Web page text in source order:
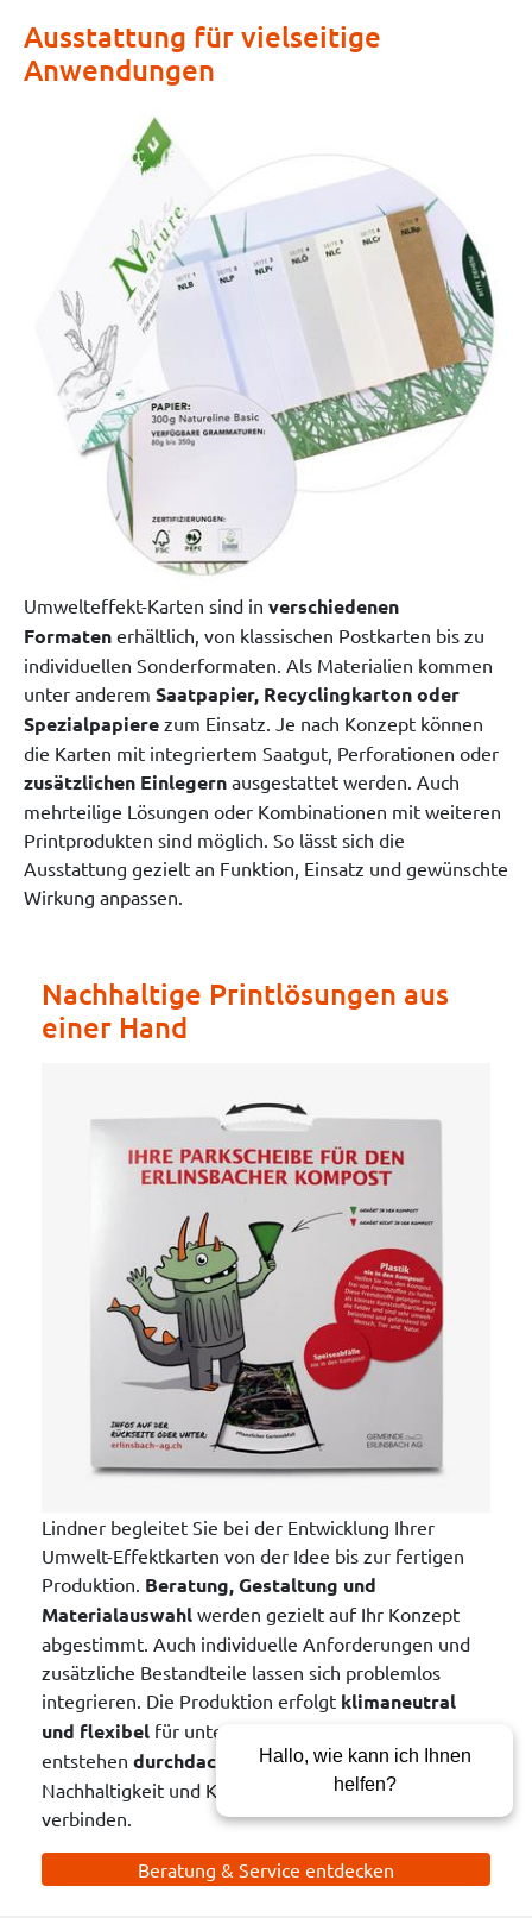
Ausstattung für vielseitige
Anwendungen
Umwelteffekt-Karten sind in verschiedenen
Formaten erhältlich, von klassischen Postkarten bis zu
individuellen Sonderformaten. Als Materialien kommen
unter anderem Saatpapier, Recyclingkarton oder
Spezialpapiere zum Einsatz. Je nach Konzept können
die Karten mit integriertem Saatgut, Perforationen oder
zusätzlichen Einlegern ausgestattet werden. Auch
mehrteilige Lösungen oder Kombinationen mit weiteren
Printprodukten sind möglich. So lässt sich die
Ausstattung gezielt an Funktion, Einsatz und gewünschte
Wirkung anpassen.
Nachhaltige Printlösungen aus
einer Hand
Lindner begleitet Sie bei der Entwicklung Ihrer
Umwelt-Effektkarten von der Idee bis zur fertigen
Produktion. Beratung, Gestaltung und
Materialauswahl werden gezielt auf Ihr Konzept
abgestimmt. Auch individuelle Anforderungen und
zusätzliche Bestandteile lassen sich problemlos
integrieren. Die Produktion erfolgt klimaneutral
und flexibel für unterschiedliche Auflagen. So
entstehen durchdachte Kartenlösungen , die
Nachhaltigkeit und Kommunikation wirkungsvoll
verbinden.
Beratung & Service entdecken
Hallo, wie kann ich Ihnen
helfen?